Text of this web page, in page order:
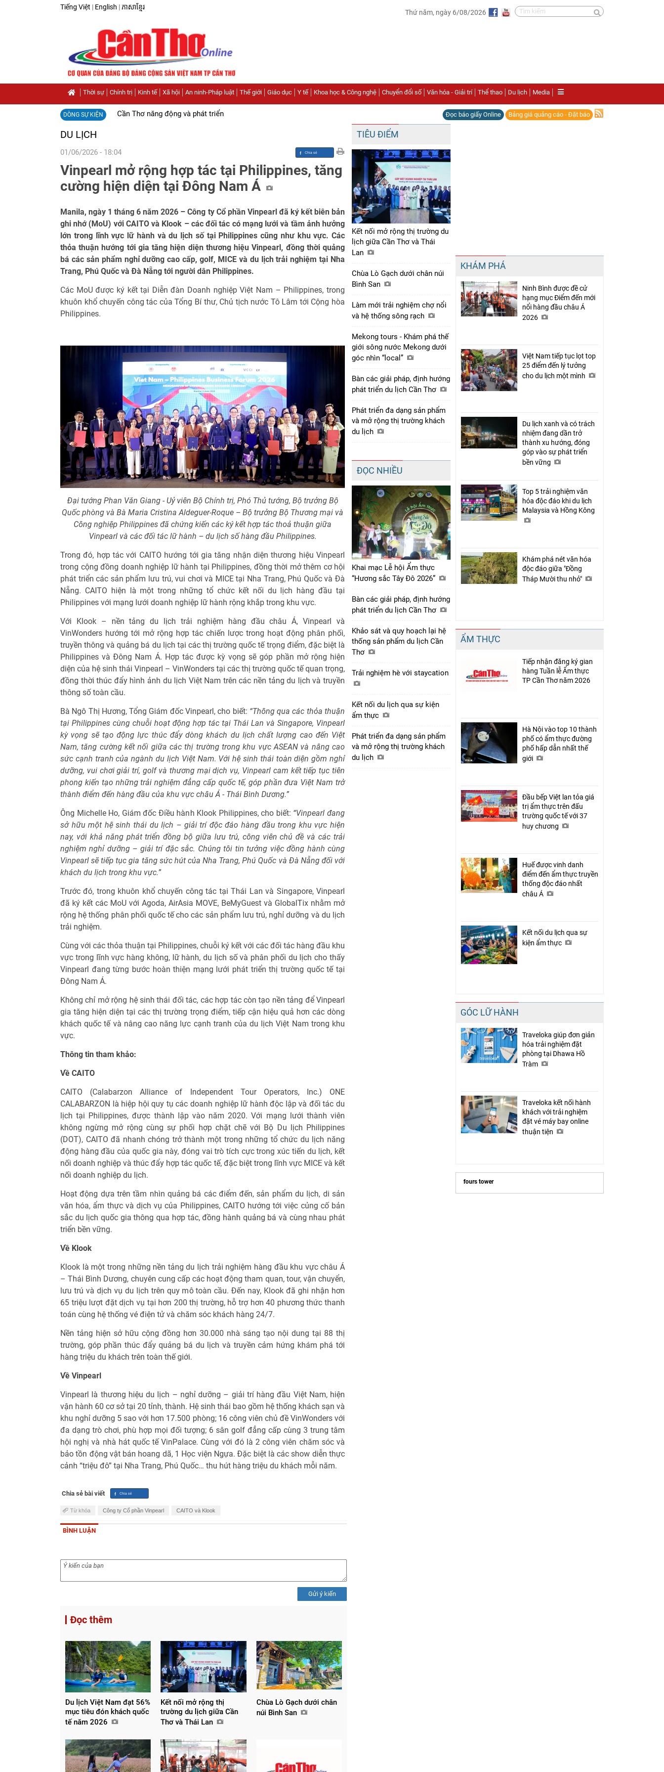
Tiếng Việt | English | ភាសាខ្មែរ
Thứ năm, ngày 6/08/2026
Thời sự Chính trị Kinh tế Xã hội An ninh-Pháp luật Thế giới Giáo dục Y tế Khoa học & Công nghệ Chuyển đổi số Văn hóa - Giải trí Thể thao Du lịch Media
DÒNG SỰ KIỆN Cần Thơ năng động và phát triển Đọc báo giấy Online Bảng giá quảng cáo - Đặt báo
DU LỊCH
01/06/2026 - 18:04
Chia sẻ
Facebook
Vinpearl mở rộng hợp tác tại Philippines, tăng
cường hiện diện tại Đông Nam Á
Manila, ngày 1 tháng 6 năm 2026 – Công ty Cổ phần Vinpearl đã ký kết biên bản
ghi nhớ (MoU) với CAITO và Klook – các đối tác có mạng lưới và tầm ảnh hưởng
lớn trong lĩnh vực lữ hành và du lịch số tại Philippines cũng như khu vực. Các
thỏa thuận hướng tới gia tăng hiện diện thương hiệu Vinpearl, đồng thời quảng
bá các sản phẩm nghỉ dưỡng cao cấp, golf, MICE và du lịch trải nghiệm tại Nha
Trang, Phú Quốc và Đà Nẵng tới người dân Philippines.
Các MoU được ký kết tại Diễn đàn Doanh nghiệp Việt Nam – Philippines, trong
khuôn khổ chuyến công tác của Tổng Bí thư, Chủ tịch nước Tô Lâm tới Cộng hòa
Philippines.
Đại tướng Phan Văn Giang - Uỷ viên Bộ Chính trị, Phó Thủ tướng, Bộ trưởng Bộ
Quốc phòng và Bà Maria Cristina Aldeguer-Roque – Bộ trưởng Bộ Thương mại và
Công nghiệp Philippines đã chứng kiến các ký kết hợp tác thoả thuận giữa
Vinpearl và các đối tác lữ hành – du lịch số hàng đầu Philippines.
Trong đó, hợp tác với CAITO hướng tới gia tăng nhận diện thương hiệu Vinpearl
trong cộng đồng doanh nghiệp lữ hành tại Philippines, đồng thời mở thêm cơ hội
phát triển các sản phẩm lưu trú, vui chơi và MICE tại Nha Trang, Phú Quốc và Đà
Nẵng. CAITO hiện là một trong những tổ chức kết nối du lịch hàng đầu tại
Philippines với mạng lưới doanh nghiệp lữ hành rộng khắp trong khu vực.
Với Klook – nền tảng du lịch trải nghiệm hàng đầu châu Á, Vinpearl và
VinWonders hướng tới mở rộng hợp tác chiến lược trong hoạt động phân phối,
truyền thông và quảng bá du lịch tại các thị trường quốc tế trọng điểm, đặc biệt là
Philippines và Đông Nam Á. Hợp tác được kỳ vọng sẽ góp phần mở rộng hiện
diện của hệ sinh thái Vinpearl – VinWonders tại các thị trường quốc tế quan trọng,
đồng thời thúc đẩy hình ảnh du lịch Việt Nam trên các nền tảng du lịch và truyền
thông số toàn cầu.
Bà Ngô Thị Hương, Tổng Giám đốc Vinpearl, cho biết: “Thông qua các thỏa thuận
tại Philippines cùng chuỗi hoạt động hợp tác tại Thái Lan và Singapore, Vinpearl
kỳ vọng sẽ tạo động lực thúc đẩy dòng khách du lịch chất lượng cao đến Việt
Nam, tăng cường kết nối giữa các thị trường trong khu vực ASEAN và nâng cao
sức cạnh tranh của ngành du lịch Việt Nam. Với hệ sinh thái toàn diện gồm nghỉ
dưỡng, vui chơi giải trí, golf và thương mại dịch vụ, Vinpearl cam kết tiếp tục tiên
phong kiến tạo những trải nghiệm đẳng cấp quốc tế, góp phần đưa Việt Nam trở
thành điểm đến hàng đầu của khu vực châu Á - Thái Bình Dương.”
Ông Michelle Ho, Giám đốc Điều hành Klook Philippines, cho biết: “Vinpearl đang
sở hữu một hệ sinh thái du lịch – giải trí độc đáo hàng đầu trong khu vực hiện
nay, với khả năng phát triển đồng bộ giữa lưu trú, công viên chủ đề và các trải
nghiệm nghỉ dưỡng – giải trí đặc sắc. Chúng tôi tin tưởng việc đồng hành cùng
Vinpearl sẽ tiếp tục gia tăng sức hút của Nha Trang, Phú Quốc và Đà Nẵng đối với
khách du lịch trong khu vực.”
Trước đó, trong khuôn khổ chuyến công tác tại Thái Lan và Singapore, Vinpearl
đã ký kết các MoU với Agoda, AirAsia MOVE, BeMyGuest và GlobalTix nhằm mở
rộng hệ thống phân phối quốc tế cho các sản phẩm lưu trú, nghỉ dưỡng và du lịch
trải nghiệm.
Cùng với các thỏa thuận tại Philippines, chuỗi ký kết với các đối tác hàng đầu khu
vực trong lĩnh vực hàng không, lữ hành, du lịch số và phân phối du lịch cho thấy
Vinpearl đang từng bước hoàn thiện mạng lưới phát triển thị trường quốc tế tại
Đông Nam Á.
Không chỉ mở rộng hệ sinh thái đối tác, các hợp tác còn tạo nền tảng để Vinpearl
gia tăng hiện diện tại các thị trường trọng điểm, tiếp cận hiệu quả hơn các dòng
khách quốc tế và nâng cao năng lực cạnh tranh của du lịch Việt Nam trong khu
vực.
Thông tin tham khảo:
Về CAITO
CAITO (Calabarzon Alliance of Independent Tour Operators, Inc.) ONE
CALABARZON là hiệp hội quy tụ các doanh nghiệp lữ hành độc lập và đối tác du
lịch tại Philippines, được thành lập vào năm 2020. Với mạng lưới thành viên
không ngừng mở rộng cùng sự phối hợp chặt chẽ với Bộ Du lịch Philippines
(DOT), CAITO đã nhanh chóng trở thành một trong những tổ chức du lịch năng
động hàng đầu của quốc gia này, đóng vai trò tích cực trong xúc tiến du lịch, kết
nối doanh nghiệp và thúc đẩy hợp tác quốc tế, đặc biệt trong lĩnh vực MICE và kết
nối doanh nghiệp du lịch.
Hoạt động dựa trên tầm nhìn quảng bá các điểm đến, sản phẩm du lịch, di sản
văn hóa, ẩm thực và dịch vụ của Philippines, CAITO hướng tới việc củng cố bản
sắc du lịch quốc gia thông qua hợp tác, đồng hành quảng bá và cùng nhau phát
triển bền vững.
Về Klook
Klook là một trong những nền tảng du lịch trải nghiệm hàng đầu khu vực châu Á
– Thái Bình Dương, chuyên cung cấp các hoạt động tham quan, tour, vận chuyển,
lưu trú và dịch vụ du lịch trên quy mô toàn cầu. Đến nay, Klook đã ghi nhận hơn
65 triệu lượt đặt dịch vụ tại hơn 200 thị trường, hỗ trợ hơn 40 phương thức thanh
toán cùng hệ thống vé điện tử và chăm sóc khách hàng 24/7.
Nền tảng hiện sở hữu cộng đồng hơn 30.000 nhà sáng tạo nội dung tại 88 thị
trường, góp phần thúc đẩy quảng bá du lịch và truyền cảm hứng khám phá tới
hàng triệu du khách trên toàn thế giới.
Về Vinpearl
Vinpearl là thương hiệu du lịch – nghỉ dưỡng – giải trí hàng đầu Việt Nam, hiện
vận hành 60 cơ sở tại 20 tỉnh, thành. Hệ sinh thái bao gồm hệ thống khách sạn và
khu nghỉ dưỡng 5 sao với hơn 17.500 phòng; 16 công viên chủ đề VinWonders với
đa dạng trò chơi, phù hợp mọi đối tượng; 6 sân golf đẳng cấp cùng 3 trung tâm
hội nghị và nhà hát quốc tế VinPalace. Cùng với đó là 2 công viên chăm sóc và
bảo tồn động vật bán hoang dã, 1 Học viện Ngựa. Đặc biệt là các show diễn thực
cảnh “triệu đô” tại Nha Trang, Phú Quốc… thu hút hàng triệu du khách mỗi năm.
Chia sẻ bài viết
Từ khóa Công ty Cổ phần Vinpearl CAITO và Klook
BÌNH LUẬN
Gửi ý kiến
Đọc thêm
Du lịch Việt Nam đạt 56%
mục tiêu đón khách quốc
tế năm 2026
Kết nối mở rộng thị
trường du lịch giữa Cần
Thơ và Thái Lan
Chùa Lò Gạch dưới chân
núi Bình San
TIÊU ĐIỂM
Kết nối mở rộng thị trường du
lịch giữa Cần Thơ và Thái
Lan
Chùa Lò Gạch dưới chân núi
Bình San
Làm mới trải nghiệm chợ nổi
và hệ thống sông rạch
Mekong tours - Khám phá thế
giới sông nước Mekong dưới
góc nhìn “local”
Bàn các giải pháp, định hướng
phát triển du lịch Cần Thơ
Phát triển đa dạng sản phẩm
và mở rộng thị trường khách
du lịch
ĐỌC NHIỀU
Khai mạc Lễ hội Ẩm thực
“Hương sắc Tây Đô 2026”
Bàn các giải pháp, định hướng
phát triển du lịch Cần Thơ
Khảo sát và quy hoạch lại hệ
thống sản phẩm du lịch Cần
Thơ
Trải nghiệm hè với staycation
Kết nối du lịch qua sự kiện
ẩm thực
Phát triển đa dạng sản phẩm
và mở rộng thị trường khách
du lịch
KHÁM PHÁ
Ninh Bình được đề cử
hạng mục Điểm đến mới
nổi hàng đầu châu Á
2026
Việt Nam tiếp tục lọt top
25 điểm đến lý tưởng
cho du lịch một mình
Du lịch xanh và có trách
nhiệm đang dần trở
thành xu hướng, đóng
góp vào sự phát triển
bền vững
Top 5 trải nghiệm văn
hóa độc đáo khi du lịch
Malaysia và Hồng Kông
Khám phá nét văn hóa
độc đáo giữa "Đồng
Tháp Mười thu nhỏ"
ẨM THỰC
Tiếp nhận đăng ký gian
hàng Tuần lễ Ẩm thực
TP Cần Thơ năm 2026
Hà Nội vào top 10 thành
phố có ẩm thực đường
phố hấp dẫn nhất thế
giới
Đầu bếp Việt lan tỏa giá
trị ẩm thực trên đấu
trường quốc tế với 37
huy chương
Huế được vinh danh
điểm đến ẩm thực truyền
thống độc đáo nhất
châu Á
Kết nối du lịch qua sự
kiện ẩm thực
GÓC LỮ HÀNH
Traveloka giúp đơn giản
hóa trải nghiệm đặt
phòng tại Dhawa Hồ
Tràm
Traveloka kết nối hành
khách với trải nghiệm
đặt vé máy bay online
thuận tiện
fours tower